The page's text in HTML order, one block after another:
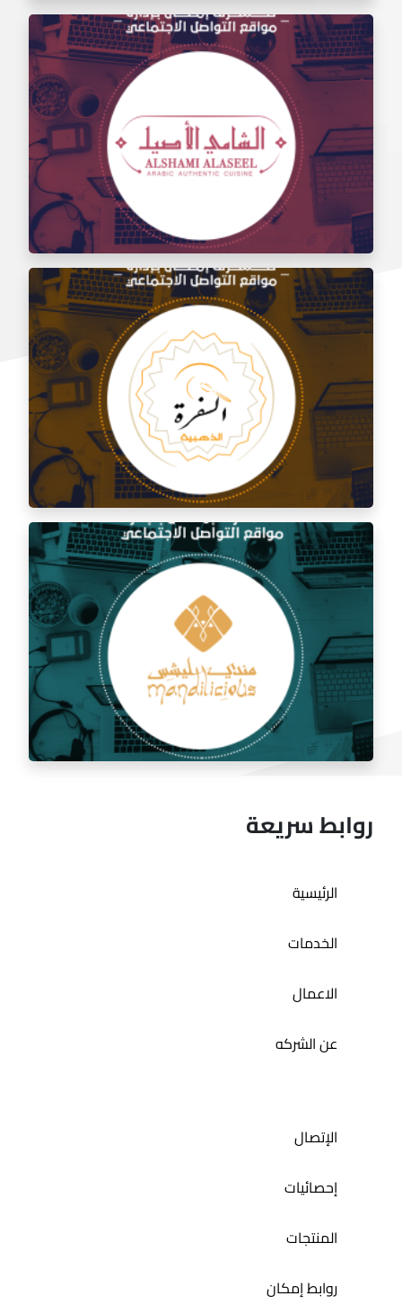
إدارة مواقع التواصل الاجتماعي لتذوق مطعم الشام
إدارة السوشيال ميديا لمطعم الشامي الأصيل
إدارة السوشيال ميديا لمطعم السفرة الذهبية
إدارة السوشيال ميديا لمطعم مندي ليشس
روابط سريعة
الرئيسية
الخدمات
الاعمال
عن الشركه
الإتصال
إحصائيات
المنتجات
روابط إمكان